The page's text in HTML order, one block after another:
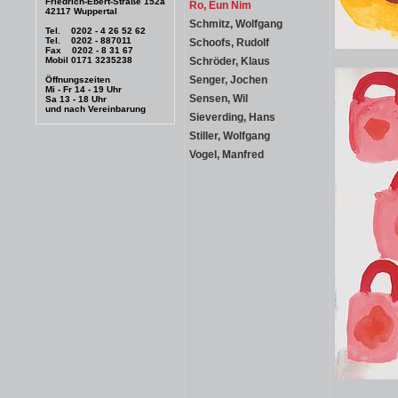
42117 Wuppertal
Tel. 0202 - 4 26 52 62
Tel. 0202 - 887011
Fax 0202 - 8 31 67
Mobil 0171 3235238
Öffnungszeiten
Mi - Fr 14 - 19 Uhr
Sa 13 - 18 Uhr
und nach Vereinbarung
Ro, Eun Nim
Schmitz, Wolfgang
Schoofs, Rudolf
Schröder, Klaus
Senger, Jochen
Sensen, Wil
Sieverding, Hans
Stiller, Wolfgang
Vogel, Manfred